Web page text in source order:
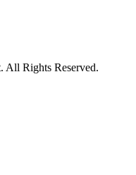
All Rights Reserved.